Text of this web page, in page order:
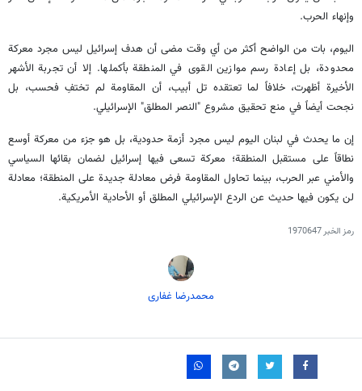
وإنهاء الحرب.
اليوم، بات من الواضح أكثر من أي وقت مضى أن هدف إسرائيل ليس مجرد معركة
محدودة، بل إعادة رسم موازين القوى في المنطقة بأكملها. إلا أن تجربة الأشهر
الأخيرة أظهرت، خلافاً لما تعتقده تل أبيب، أن المقاومة لم تختفِ فحسب، بل
نجحت أيضاً في منع تحقيق مشروع "النصر المطلق" الإسرائيلي.
إن ما يحدث في لبنان اليوم ليس مجرد أزمة حدودية، بل هو جزء من معركة أوسع
نطاقاً على مستقبل المنطقة؛ معركة تسعى فيها إسرائيل لضمان بقائها السياسي
والأمني عبر الحرب، بينما تحاول المقاومة فرض معادلة جديدة على المنطقة؛ معادلة
لن يكون فيها حديث عن الردع الإسرائيلي المطلق أو الأحادية الأمريكية.
رمز الخبر1970647
محمدرضا غفاری